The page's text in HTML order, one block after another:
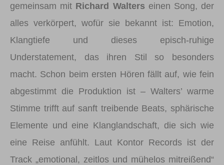
gemeinsam mit Richard Walters einen Song, der
alles verkörpert, wofür sie bekannt ist: Emotion,
Klangtiefe und dieses episch-ruhige
Understatement, das ihren Stil so besonders
macht. Schon beim ersten Hören fällt auf, wie fein
abgestimmt die Produktion ist – Walters’ warme
Stimme trifft auf sanft treibende Beats, sphärische
Elemente und eine Klanglandschaft, die sich wie
eine Reise anfühlt. Laut Kontor Records ist der
Track „emotional, zeitlos und mühelos mitreißend“